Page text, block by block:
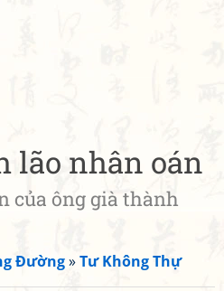
lão nhân oán
của ông già thành
Đường»Tư Không Thự